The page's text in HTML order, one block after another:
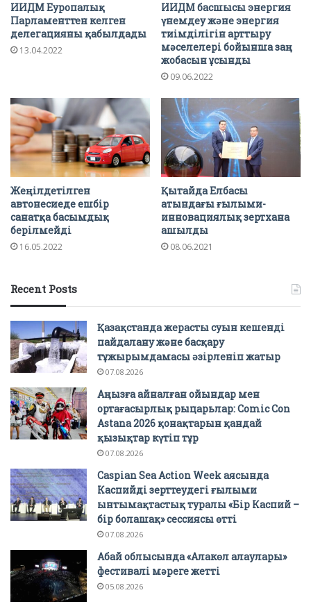
ИИДМ Еуропалық
Парламенттен келген
делегацияны қабылдады
13.04.2022
ИИДМ басшысы энергия
үнемдеу және энергия
тиімділігін арттыру
мәселелері бойынша заң
жобасын ұсынды
09.06.2022
Жеңілдетілген
автонесиеде ешбір
санатқа басымдық
берілмейді
16.05.2022
Қытайда Елбасы
атындағы ғылыми-
инновациялық зертхана
ашылды
08.06.2021
Recent Posts
Қазақстанда жерасты суын кешенді
пайдалану және басқару
тұжырымдамасы әзірленіп жатыр
07.08.2026
Аңызға айналған ойындар мен
ортағасырлық рыцарьлар: Comic Con
Astana 2026 қонақтарын қандай
қызықтар күтіп тұр
07.08.2026
Caspian Sea Action Week аясында
Каспийді зерттеудегі ғылыми
ынтымақтастық туралы «Бір Каспий –
бір болашақ» сессиясы өтті
07.08.2026
Абай облысында «Алакөл алаулары»
фестивалі мәреге жетті
05.08.2026